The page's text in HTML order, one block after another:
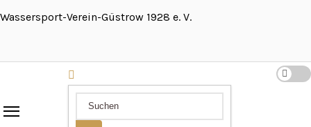
Wassersport-Verein-Güstrow 1928 e. V.